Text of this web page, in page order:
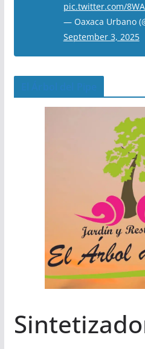
pic.twitter.com/
— Oaxaca Urbano
September 3, 2025